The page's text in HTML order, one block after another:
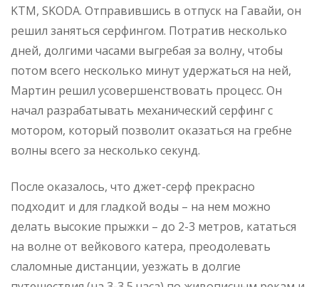
KTM, SKODA. Отправившись в отпуск на Гавайи, он
решил заняться серфингом. Потратив несколько
дней, долгими часами выгребая за волну, чтобы
потом всего несколько минут удержаться на ней,
Мартин решил усовершенствовать процесс. Он
начал разрабатывать механический серфинг с
мотором, который позволит оказаться на гребне
волны всего за несколько секунд.
После оказалось, что джет-серф прекрасно
подходит и для гладкой воды – на нем можно
делать высокие прыжки – до 2-3 метров, кататься
на волне от вейкового катера, преодолевать
слаломные дистанции, уезжать в долгие